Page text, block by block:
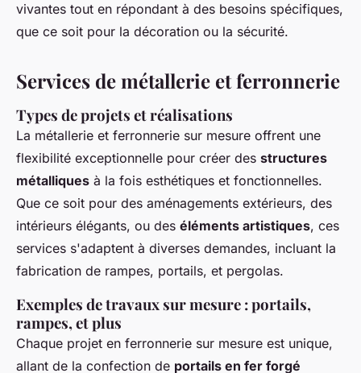
vivantes tout en répondant à des besoins spécifiques,
que ce soit pour la décoration ou la sécurité.
Services de métallerie et ferronnerie
Types de projets et réalisations
La métallerie et ferronnerie sur mesure offrent une
flexibilité exceptionnelle pour créer des structures
métalliques à la fois esthétiques et fonctionnelles.
Que ce soit pour des aménagements extérieurs, des
intérieurs élégants, ou des éléments artistiques, ces
services s'adaptent à diverses demandes, incluant la
fabrication de rampes, portails, et pergolas.
Exemples de travaux sur mesure : portails,
rampes, et plus
Chaque projet en ferronnerie sur mesure est unique,
allant de la confection de portails en fer forgé